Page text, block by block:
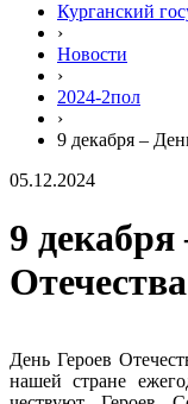
Курганский
›
Новости
›
2024-2пол
›
9 декабря –
05.12.2024
9
Отечества
День Героев
нашей стране